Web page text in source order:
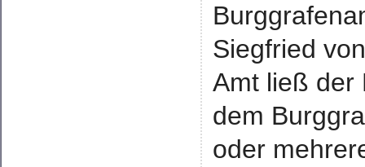
Siegfried
Amt ließ der
dem
oder